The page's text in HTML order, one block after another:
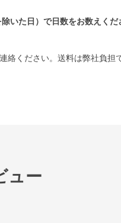
いた日）で日数をお数えくだ
ください。送料は弊社負担
ュー